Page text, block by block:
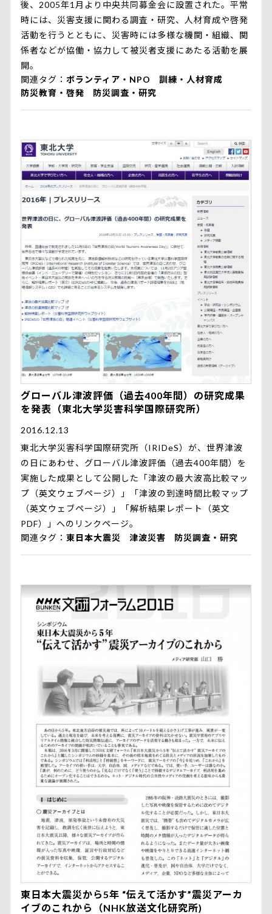
後、2005年1月より中央共同募金会に設置された。平常
時には、災害支援に関わる調査・研究、人材育成や啓発
活動を行うとともに、災害時には多様な機関・組織、関
係者などが協働・協力して被災者支援にあたる活動を展
開。
関連タグ
ボランティア・NPO
訓練・人材育成
防災教育・啓発
防災調査・研究
グローバル津波評価（過去400年間）の研究成果
を発表（東北大学災害科学国際研究所）
2016.12.13
東北大学災害科学国際研究所（IRIDeS）が、世界津波
の日にあわせ、グローバル津波評価（過去400年間）を
実施した成果として公開した「津波の最大波高比較マッ
プ（英文ウェブページ）」「津波の到達時間比較マップ
（英文ウェブページ）」「解析結果レポート（英文
PDF）」へのリンクページ。
関連タグ
東日本大震災 津波災害 防災調査・研究
東日本大震災から5年 “伝えて活かす”震災アーカ
イブのこれから（NHK放送文化研究所)